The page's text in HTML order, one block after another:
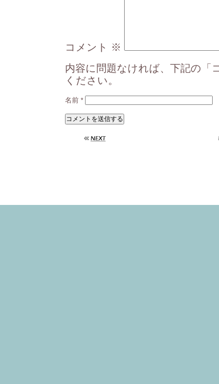
コメント
※
内容に問題なければ、下記の「
ください。
名前 *